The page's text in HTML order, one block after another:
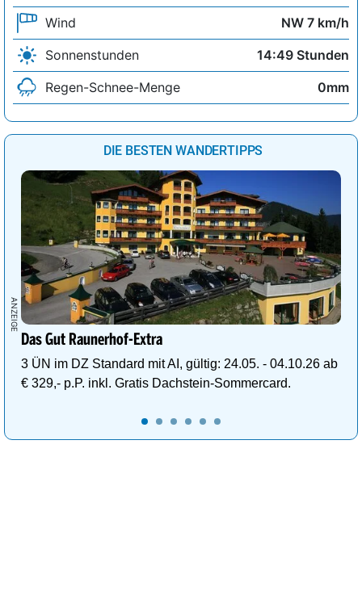
Wind
NW 7 km/h
Sonnenstunden
14:49 Stunden
Regen-Schnee-Menge
0mm
DIE BESTEN WANDERTIPPS
Das Gut Raunerhof-Extra
3 ÜN im DZ Standard mit AI, gültig: 24.05. - 04.10.26 ab
€ 329,- p.P. inkl. Gratis Dachstein-Sommercard.